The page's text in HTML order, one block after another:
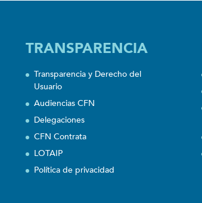
TRANSPARENCIA
Transparencia y Derecho del
Usuario
Audiencias CFN
Delegaciones
CFN Contrata
LOTAIP
Política de privacidad